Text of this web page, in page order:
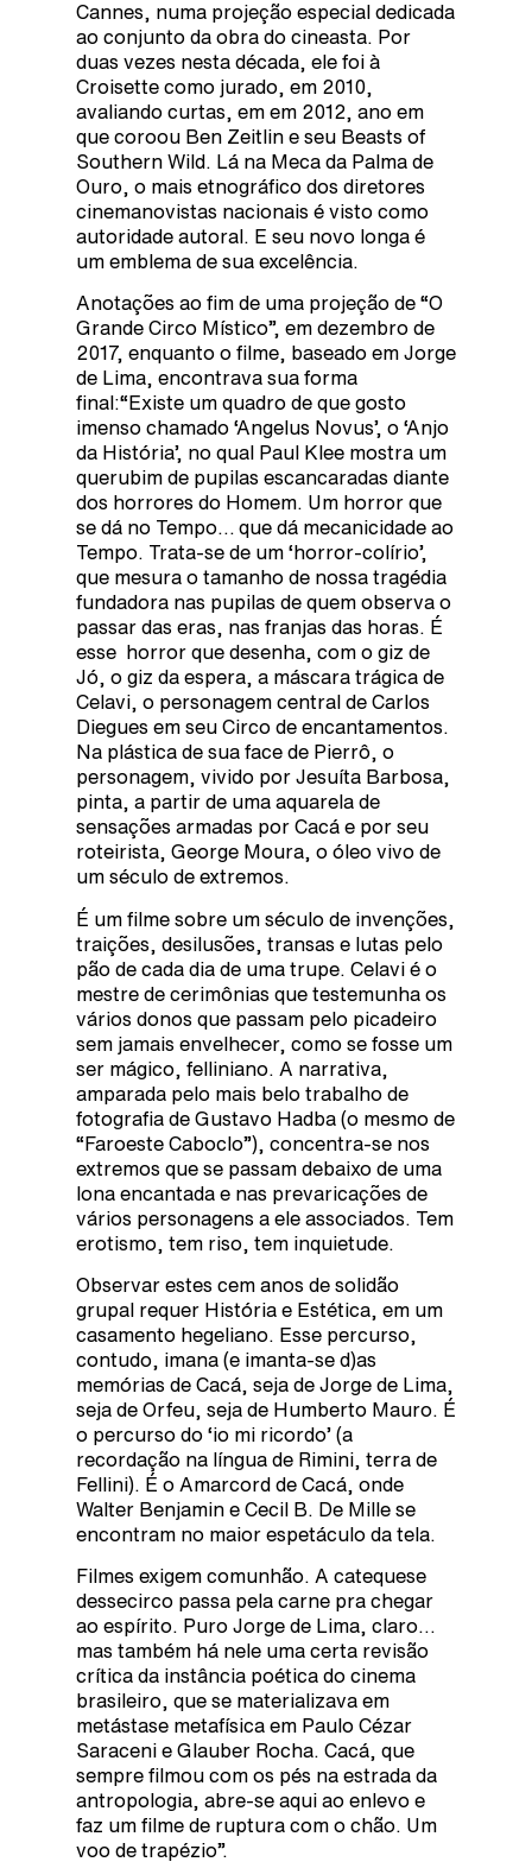
Cannes, numa projeção especial dedicada
ao conjunto da obra do cineasta. Por
duas vezes nesta década, ele foi à
Croisette como jurado, em 2010,
avaliando curtas, em em 2012, ano em
que coroou Ben Zeitlin e seu Beasts of
Southern Wild. Lá na Meca da Palma de
Ouro, o mais etnográfico dos diretores
cinemanovistas nacionais é visto como
autoridade autoral. E seu novo longa é
um emblema de sua excelência.
Anotações ao fim de uma projeção de “O
Grande Circo Místico”, em dezembro de
2017, enquanto o filme, baseado em Jorge
de Lima, encontrava sua forma
final:“Existe um quadro de que gosto
imenso chamado ‘Angelus Novus’, o ‘Anjo
da História’, no qual Paul Klee mostra um
querubim de pupilas escancaradas diante
dos horrores do Homem. Um horror que
se dá no Tempo… que dá mecanicidade ao
Tempo. Trata-se de um ‘horror-colírio’,
que mesura o tamanho de nossa tragédia
fundadora nas pupilas de quem observa o
passar das eras, nas franjas das horas. É
esse horror que desenha, com o giz de
Jó, o giz da espera, a máscara trágica de
Celavi, o personagem central de Carlos
Diegues em seu Circo de encantamentos.
Na plástica de sua face de Pierrô, o
personagem, vivido por Jesuíta Barbosa,
pinta, a partir de uma aquarela de
sensações armadas por Cacá e por seu
roteirista, George Moura, o óleo vivo de
um século de extremos.
É um filme sobre um século de invenções,
traições, desilusões, transas e lutas pelo
pão de cada dia de uma trupe. Celavi é o
mestre de cerimônias que testemunha os
vários donos que passam pelo picadeiro
sem jamais envelhecer, como se fosse um
ser mágico, felliniano. A narrativa,
amparada pelo mais belo trabalho de
fotografia de Gustavo Hadba (o mesmo de
“Faroeste Caboclo”), concentra-se nos
extremos que se passam debaixo de uma
lona encantada e nas prevaricações de
vários personagens a ele associados. Tem
erotismo, tem riso, tem inquietude.
Observar estes cem anos de solidão
grupal requer História e Estética, em um
casamento hegeliano. Esse percurso,
contudo, imana (e imanta-se d)as
memórias de Cacá, seja de Jorge de Lima,
seja de Orfeu, seja de Humberto Mauro. É
o percurso do ‘io mi ricordo’ (a
recordação na língua de Rimini, terra de
Fellini). É o Amarcord de Cacá, onde
Walter Benjamin e Cecil B. De Mille se
encontram no maior espetáculo da tela.
Filmes exigem comunhão. A catequese
dessecirco passa pela carne pra chegar
ao espírito. Puro Jorge de Lima, claro…
mas também há nele uma certa revisão
crítica da instância poética do cinema
brasileiro, que se materializava em
metástase metafísica em Paulo Cézar
Saraceni e Glauber Rocha. Cacá, que
sempre filmou com os pés na estrada da
antropologia, abre-se aqui ao enlevo e
faz um filme de ruptura com o chão. Um
voo de trapézio”.